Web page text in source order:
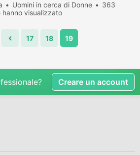
Uomini in cerca di Donne
363
hanno visualizzato
17 18 19
Creare un account